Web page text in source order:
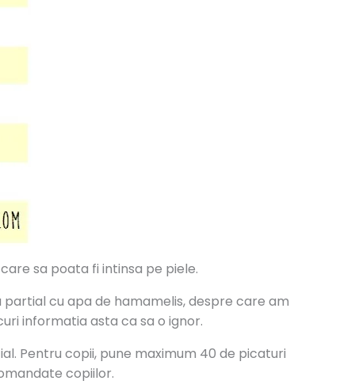
sa poata fi intinsa pe piele.
cu apa de hamamelis, despre care am
informatia asta ca sa o ignor.
Pentru copii, pune maximum 40 de picaturi
copiilor.